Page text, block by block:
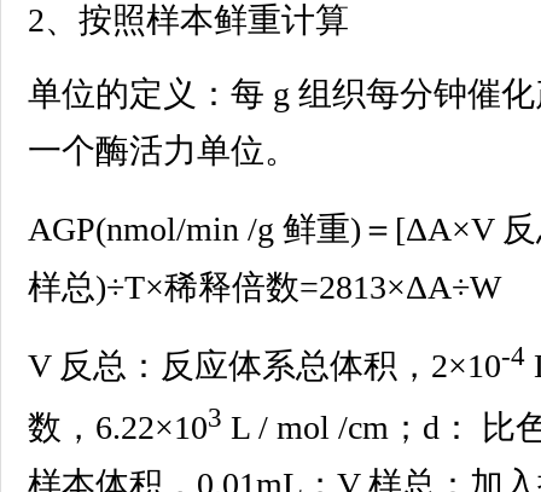
2、按照样本鲜重计算
单位的定义：每 g 组织每分钟催
一个酶活力单位。
AGP(nmol/min /g 鲜重)＝[ΔA×V
样总)÷T×稀释倍数=2813×ΔA÷W
V 反总：反应体系总体积，2×10-4
数，6.22×103 L / mol /cm；d： 比